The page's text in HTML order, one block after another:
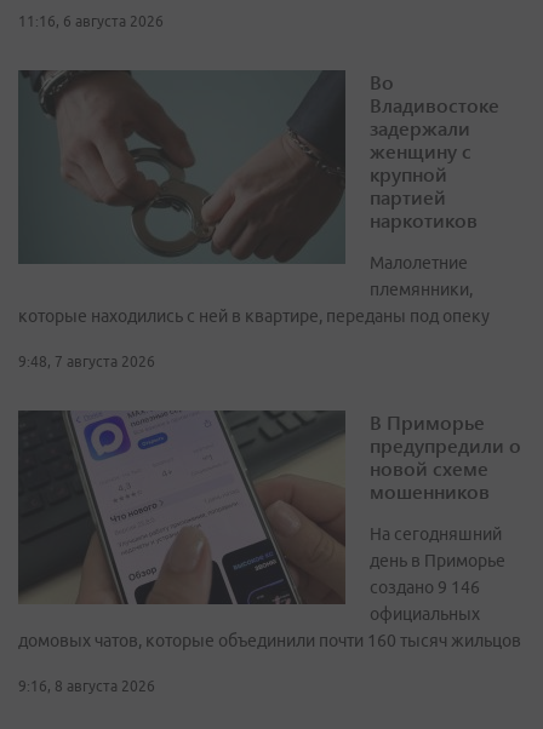
11:16, 6 августа 2026
Во
Владивостоке
задержали
женщину с
крупной
партией
наркотиков
Малолетние
племянники,
которые находились с ней в квартире, переданы под опеку
9:48, 7 августа 2026
В Приморье
предупредили о
новой схеме
мошенников
На сегодняшний
день в Приморье
создано 9 146
официальных
домовых чатов, которые объединили почти 160 тысяч жильцов
9:16, 8 августа 2026